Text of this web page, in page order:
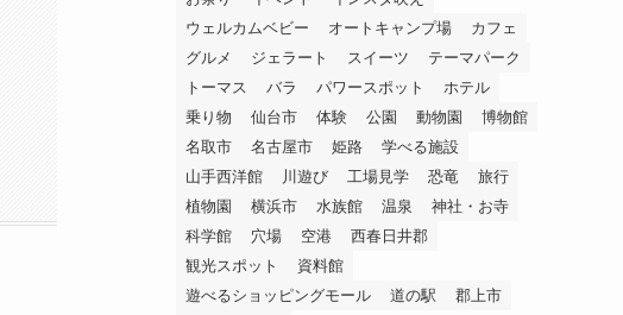
ウェルカムベビー
オートキャンプ場
カフェ
グルメ
ジェラート スイーツ
テーマパーク
トーマス
バラ パワースポット
ホテル
乗り物
仙台市 体験 公園 動物園
博物館
名取市
名古屋市 姫路
学べる施設
山手西洋館
川遊び 工場見学 恐竜
旅行
植物園
横浜市 水族館 温泉
神社・お寺
科学館
穴場 空港
西春日井郡
観光スポット
資料館
遊べるショッピングモール
道の駅
郡上市